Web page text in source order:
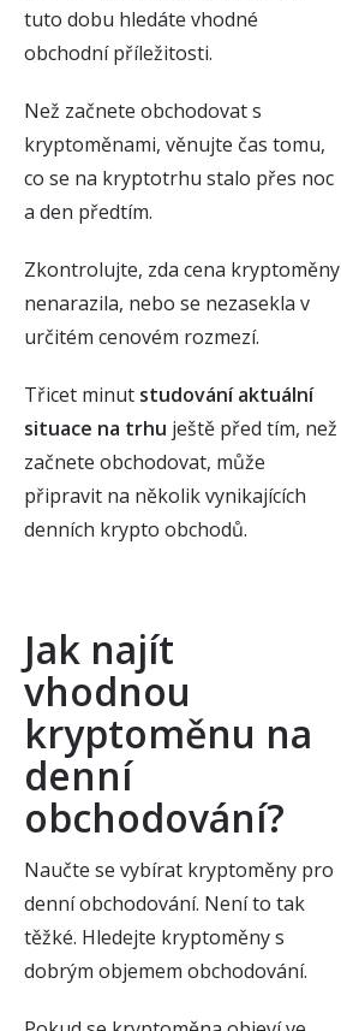
tuto dobu hledáte vhodné
obchodní příležitosti.
Než začnete obchodovat s
kryptoměnami, věnujte čas tomu,
co se na kryptotrhu stalo přes noc
a den předtím.
Zkontrolujte, zda cena kryptoměny
nenarazila, nebo se nezasekla v
určitém cenovém rozmezí.
Třicet minut studování aktuální
situace na trhu ještě před tím, než
začnete obchodovat, může
připravit na několik vynikajících
denních krypto obchodů.
Jak najít
vhodnou
kryptoměnu na
denní
obchodování?
Naučte se vybírat kryptoměny pro
denní obchodování. Není to tak
těžké. Hledejte kryptoměny s
dobrým objemem obchodování.